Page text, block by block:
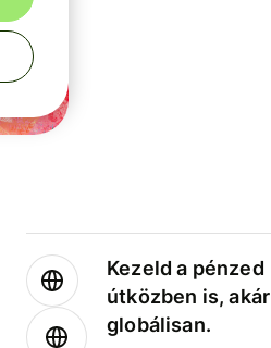
Kezeld a pénzed
útközben is, akár
globálisan.